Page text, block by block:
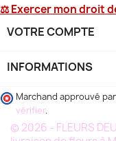
⚖ Exercer mon droit
VOTRE COMPTE
INFORMATIONS
Marchand approuvé
vérifier.
© 2026 - FLEURS